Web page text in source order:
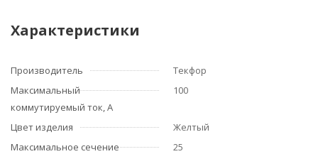
Характеристики
Производитель
Текфор
Максимальный
коммутируемый ток, А
100
Цвет изделия
Желтый
Максимальное сечение
25